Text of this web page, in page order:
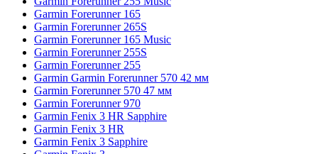
Garmin Forerunner 165
Garmin Forerunner 265S
Garmin Forerunner 165 Music
Garmin Forerunner 255S
Garmin Forerunner 255
Garmin Garmin Forerunner 570 42 мм
Garmin Forerunner 570 47 мм
Garmin Forerunner 970
Garmin Fenix 3 HR Sapphire
Garmin Fenix 3 HR
Garmin Fenix 3 Sapphire